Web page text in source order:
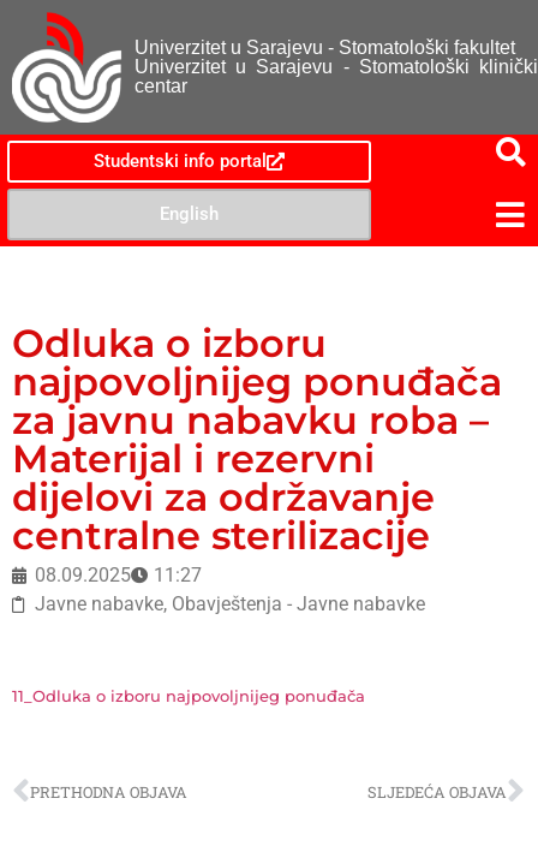
Univerzitet u Sarajevu - Stomatološki fakultet
Univerzitet u Sarajevu - Stomatološki klinički
centar
Studentski info portal
English
Odluka o izboru
najpovoljnijeg ponuđača
za javnu nabavku roba –
Materijal i rezervni
dijelovi za održavanje
centralne sterilizacije
08.09.2025
11:27
Javne nabavke, Obavještenja - Javne nabavke
11_Odluka o izboru najpovoljnijeg ponuđača
PRETHODNA OBJAVA SLJEDEĆA OBJAVA